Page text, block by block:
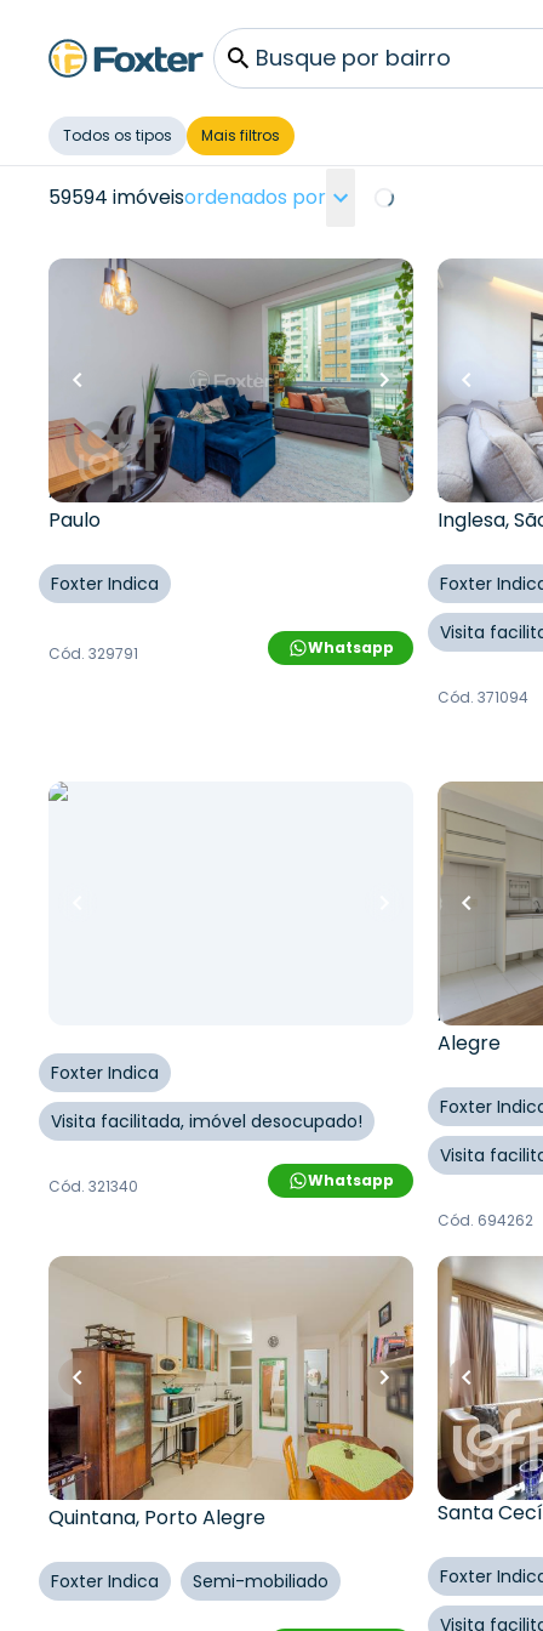
Busque por bairro
Todos os tipos Mais filtros
59594 imóveisordenados por
650.000,00
585.000,00
80m² quartos•1banheiro•1vaga
Apartamento • Edificio dos
Estados
Avenida Nove de Julho,Bela Vista,
São
Paulo
Foxter Indica
Whatsapp
Cód. 329791
R$ 800.000,00
R$
42m²
Mariana
Rua
Inglesa,
Foxter
Visita
Cód. 371094
Foxter Indica
Visita facilitada, imóvel desocupado!
Whatsapp
Cód. 321340
R$255.000,00
R$
10% OFF
41 m² 1
Lisboa
Avenida
Alegre
Foxter
Visita
Cód. 694262
121.500,00
10% OFF
39m² •2quartos• 1banheiro
vaga
Apartamento • Residencial 26 De
Março
Rua Vinte e Seis de Março,Mário
Quintana, Porto Alegre
Foxter Indica Semi-mobiliado
R$1.995.000,00
R$
181m² 4
vagas
Pancetti
Rua
Santa
Foxter
Visita